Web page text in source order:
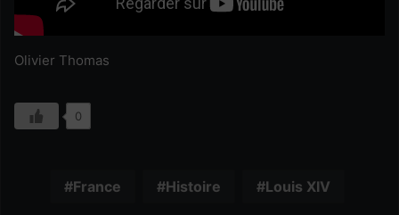
Olivier Thomas
0
France Histoire Louis XIV